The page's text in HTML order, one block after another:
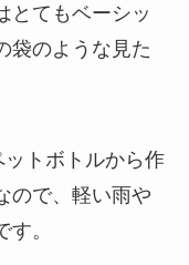
とてもベーシッ
袋のような見た
トボトルから作
ので、軽い雨や
。